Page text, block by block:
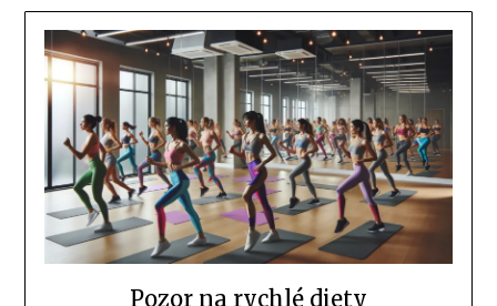
Pozor na rychlé diety